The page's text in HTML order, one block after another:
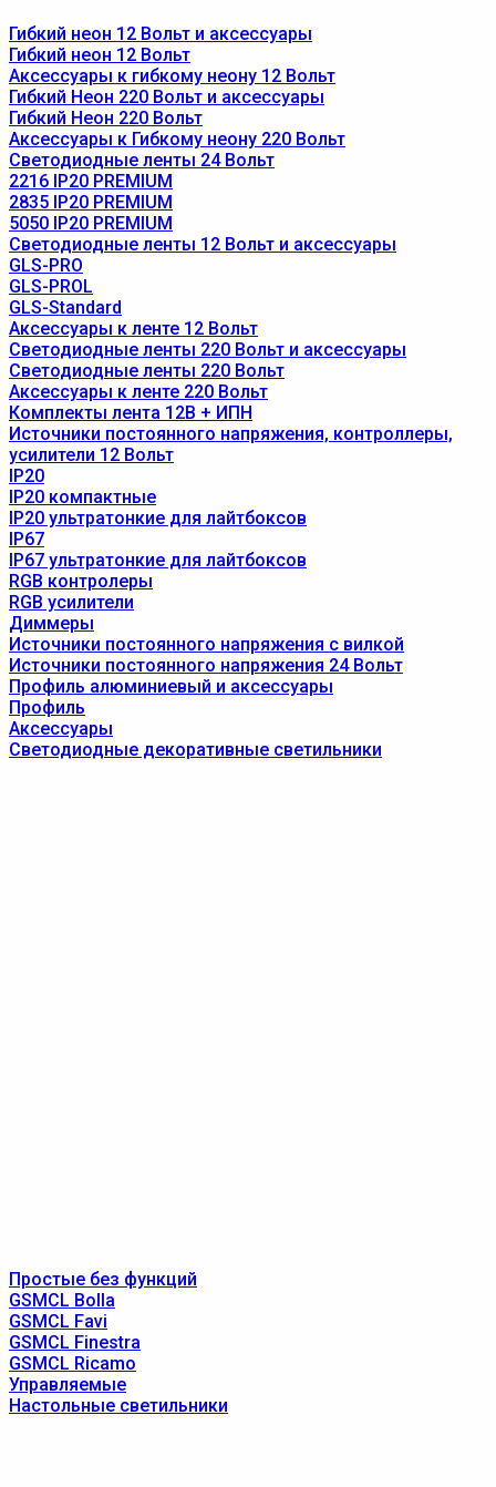
Гибкий неон 12 Вольт и аксессуары
Гибкий неон 12 Вольт
Аксессуары к гибкому неону 12 Вольт
Гибкий Неон 220 Вольт и аксессуары
Гибкий Неон 220 Вольт
Аксессуары к Гибкому неону 220 Вольт
Светодиодные ленты 24 Вольт
2216 IP20 PREMIUM
2835 IP20 PREMIUM
5050 IP20 PREMIUM
Светодиодные ленты 12 Вольт и аксессуары
GLS-PRO
GLS-PROL
GLS-Standard
Аксессуары к ленте 12 Вольт
Светодиодные ленты 220 Вольт и аксессуары
Светодиодные ленты 220 Вольт
Аксессуары к ленте 220 Вольт
Комплекты лента 12В + ИПН
Источники постоянного напряжения, контроллеры,
усилители 12 Вольт
IP20
IP20 компактные
IP20 ультратонкие для лайтбоксов
IP67
IP67 ультратонкие для лайтбоксов
RGB контролеры
RGB усилители
Диммеры
Источники постоянного напряжения с вилкой
Источники постоянного напряжения 24 Вольт
Профиль алюминиевый и аксессуары
Профиль
Аксессуары
Светодиодные декоративные светильники
Простые без функций
GSMCL Bolla
GSMCL Favi
GSMCL Finestra
GSMCL Ricamo
Управляемые
Настольные светильники